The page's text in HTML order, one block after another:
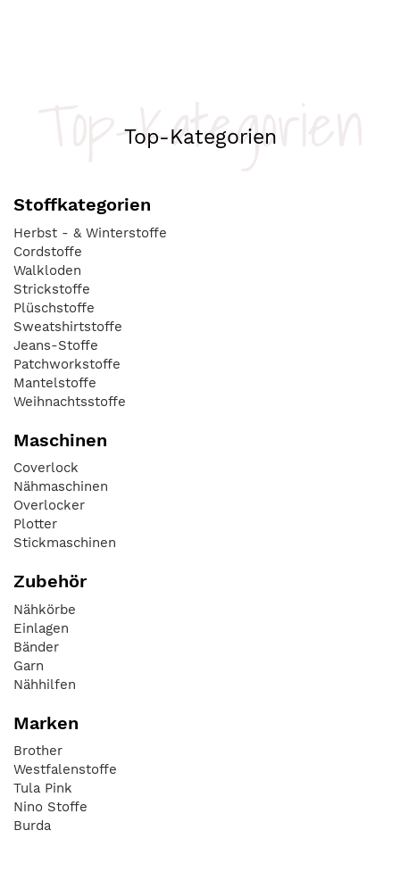
Top-Kategorien
Top-Kategorien
Stoffkategorien
Herbst - & Winterstoffe
Cordstoffe
Walkloden
Strickstoffe
Plüschstoffe
Sweatshirtstoffe
Jeans-Stoffe
Patchworkstoffe
Mantelstoffe
Weihnachtsstoffe
Maschinen
Coverlock
Nähmaschinen
Overlocker
Plotter
Stickmaschinen
Zubehör
Nähkörbe
Einlagen
Bänder
Garn
Nähhilfen
Marken
Brother
Westfalenstoffe
Tula Pink
Nino Stoffe
Burda